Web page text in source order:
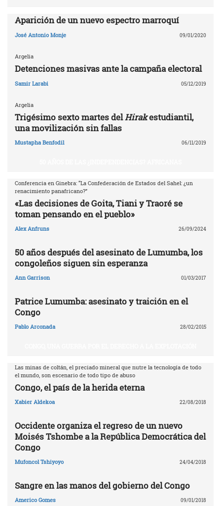
Aparición de un nuevo espectro marroquí
José Antonio Monje 09/01/2020
Argelia
Detenciones masivas ante la campaña electoral
Samir Larabi 05/12/2019
Argelia
Trigésimo sexto martes delHirakestudiantil,
una movilización sin fallas
Mustapha Benfodil 06/11/2019
Conferencia en Ginebra: “La Confederación de Estados del Sahel: ¿un
renacimiento panafricano?”
«Las decisiones de Goita, Tiani y Traoré se
toman pensando en el pueblo»
Alex Anfruns 26/09/2024
50 años después del asesinato de Lumumba, los
congoleños siguen sin esperanza
Ann Garrison 01/03/2017
Patrice Lumumba: asesinato y traición en el
Congo
Pablo Arconada 28/02/2015
Las minas de coltán, el preciado mineral que nutre la tecnología de todo
el mundo, son escenario de todo tipo de abuso
Congo, el país de la herida eterna
Xabier Aldekoa 22/08/2018
Occidente organiza el regreso de un nuevo
Moisés Tshombe a la República Democrática del
Congo
Mufoncol Tshiyoyo 24/04/2018
Sangre en las manos del gobierno del Congo
Americo Gomes 09/01/2018